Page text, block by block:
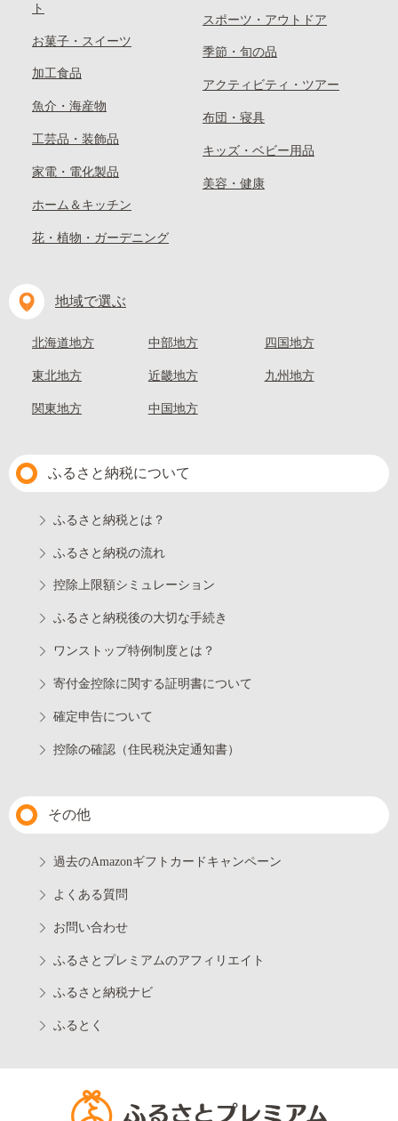
ト
お菓子・スイーツ
加工食品
魚介・海産物
工芸品・装飾品
家電・電化製品
ホーム＆キッチン
花・植物・ガーデニング
スポーツ・アウトドア
季節・旬の品
アクティビティ・ツアー
布団・寝具
キッズ・ベビー用品
美容・健康
地域で選ぶ
北海道地方
東北地方
関東地方
中部地方
近畿地方
中国地方
四国地方
九州地方
ふるさと納税について
ふるさと納税とは？
ふるさと納税の流れ
控除上限額シミュレーション
ふるさと納税後の大切な手続き
ワンストップ特例制度とは？
寄付金控除に関する証明書について
確定申告について
控除の確認（住民税決定通知書）
その他
過去のAmazonギフトカードキャンペーン
よくある質問
お問い合わせ
ふるさとプレミアムのアフィリエイト
ふるさと納税ナビ
ふるとく